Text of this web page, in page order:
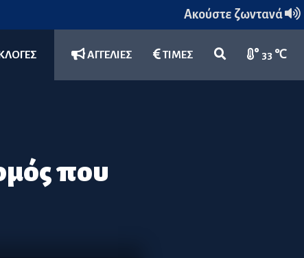
Ακούστε ζωντανά
ΑΓΓΕΛΙΕΣ ΤΙΜΕΣ 33 ℃
που